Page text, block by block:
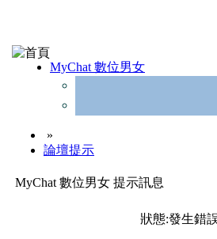
MyChat 數位男女
»
論壇提示
MyChat 數位男女 提示訊息
狀態:發生錯